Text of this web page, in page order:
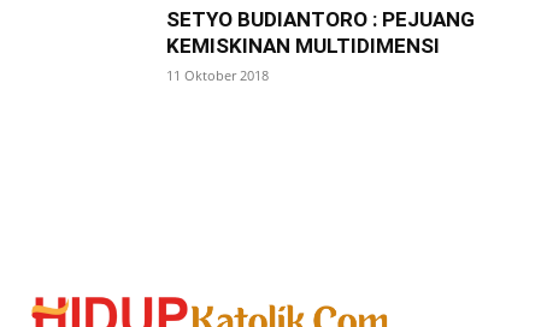
SETYO BUDIANTORO : PEJUANG
KEMISKINAN MULTIDIMENSI
11 Oktober 2018